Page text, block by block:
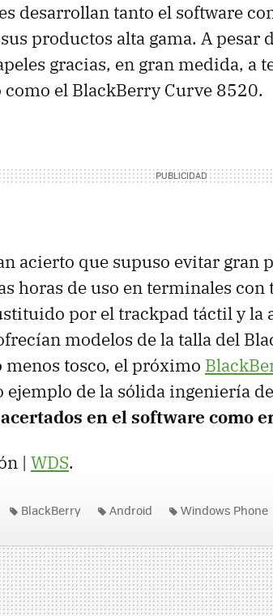
desarrollan tanto el software
productos alta gama. A pesar
gracias, en gran medida, a
el BlackBerry Curve 8520.
acierto que supuso evitar gran
horas de uso en terminales
por el trackpad táctil y la
modelos de la talla del
menos tosco, el próximo
ejemplo de la sólida ingeniería de
en el software como
| WDS.
BlackBerry Android Windows Phone